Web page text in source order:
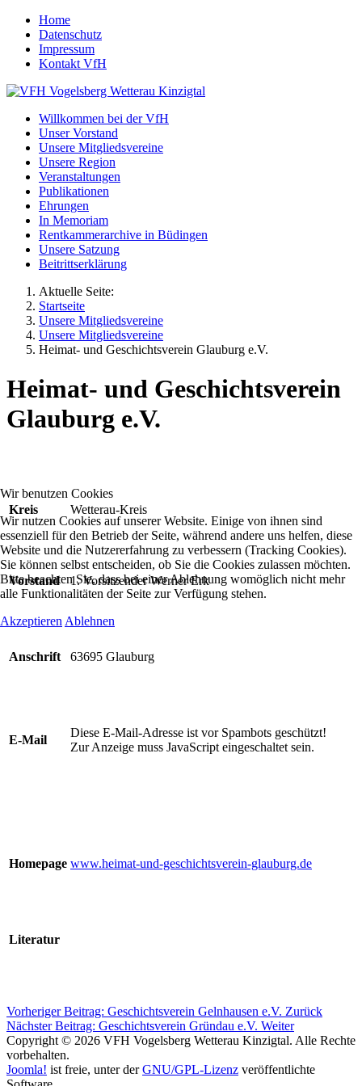
Home
Datenschutz
Impressum
Kontakt VfH
Willkommen bei der VfH
Unser Vorstand
Unsere Mitgliedsvereine
Unsere Region
Veranstaltungen
Publikationen
Ehrungen
In Memoriam
Rentkammerarchive in Büdingen
Unsere Satzung
Beitrittserklärung
Aktuelle Seite:
Startseite
Unsere Mitgliedsvereine
Unsere Mitgliedsvereine
Heimat- und Geschichtsverein Glauburg e.V.
Heimat- und Geschichtsverein
Glauburg e.V.
Kreis Wetterau-Kreis
Vorstand 1. Vorsitzender Werner Erk
Anschrift 63695 Glauburg
E-Mail
Diese E-Mail-Adresse ist vor Spambots geschützt!
Zur Anzeige muss JavaScript eingeschaltet sein.
Homepage www.heimat-und-geschichtsverein-glauburg.de
Literatur
Vorheriger Beitrag: Geschichtsverein Gelnhausen e.V. Zurück
Nächster Beitrag: Geschichtsverein Gründau e.V. Weiter
Copyright © 2026 VFH Vogelsberg Wetterau Kinzigtal. Alle Rechte
vorbehalten.
Joomla! ist freie, unter derGNU/GPL-Lizenz veröffentlichte
Wir benutzen Cookies
Wir nutzen Cookies auf unserer Website. Einige von ihnen sind
essenziell für den Betrieb der Seite, während andere uns helfen, diese
Website und die Nutzererfahrung zu verbessern (Tracking Cookies).
Sie können selbst entscheiden, ob Sie die Cookies zulassen möchten.
Bitte beachten Sie, dass bei einer Ablehnung womöglich nicht mehr
alle Funktionalitäten der Seite zur Verfügung stehen.
Akzeptieren Ablehnen